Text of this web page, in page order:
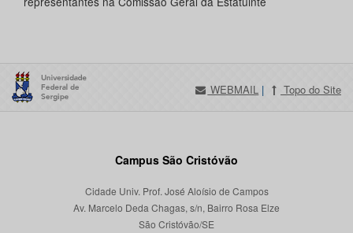
WEBMAIL | Topo do Site
Campus São Cristóvão
Cidade Univ. Prof. José Aloísio de Campos
Av. Marcelo Deda Chagas, s/n, Bairro Rosa Elze
São Cristóvão/SE